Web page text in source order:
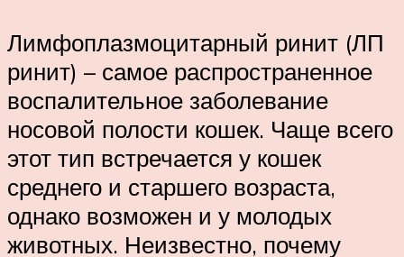
Лимфоплазмоцитарный ринит (ЛП
ринит) – самое распространенное
воспалительное заболевание
носовой полости кошек. Чаще всего
этот тип встречается у кошек
среднего и старшего возраста,
однако возможен и у молодых
животных. Неизвестно, почему